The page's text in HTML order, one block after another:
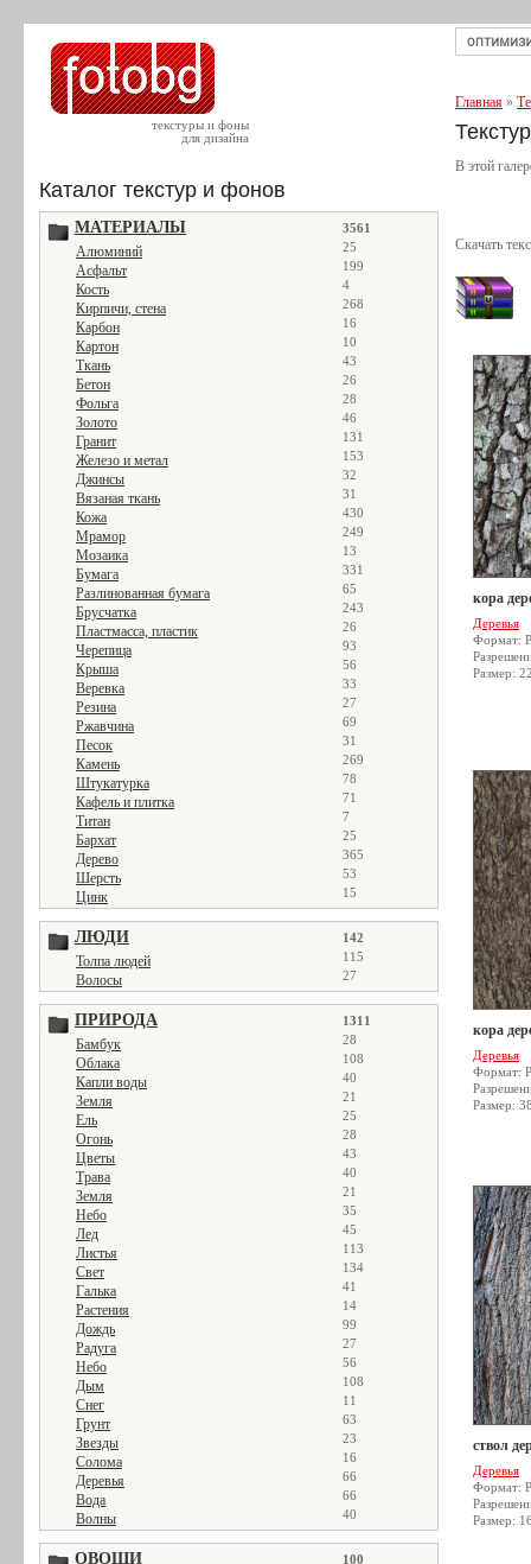
текстуры и фоны
для дизайна
Каталог текстур и фонов
МАТЕРИАЛЫ 3561
Алюминий 25
Асфальт 199
Кость 4
Кирпичи, стена 268
Карбон 16
Картон 10
Ткань 43
Бетон 26
Фольга 28
Золото 46
Гранит 131
Железо и метал 153
Джинсы 32
Вязаная ткань 31
Кожа 430
Мрамор 249
Мозаика 13
Бумага 331
Разлинованная бумага 65
Брусчатка 243
Пластмасса, пластик 26
Черепица 93
Крыша 56
Веревка 33
Резина 27
Ржавчина 69
Песок 31
Камень 269
Штукатурка 78
Кафель и плитка 71
Титан 7
Бархат 25
Дерево 365
Шерсть 53
Цинк 15
ЛЮДИ 142
Толпа людей 115
Волосы 27
ПРИРОДА 1311
Бамбук 28
Облака 108
Капли воды 40
Земля 21
Ель 25
Огонь 28
Цветы 43
Трава 40
Земля 21
Небо 35
Лед 45
Листья 113
Свет 134
Галька 41
Растения 14
Дождь 99
Радуга 27
Небо 56
Дым 108
Снег 11
Грунт 63
Звезды 23
Солома 16
Деревья 66
Вода 66
Волны 40
ОВОЩИ 100
Главная »
В этой
Скачать
кора
Деревья
Формат:
Размер:
кора
Деревья
Формат:
Размер:
ствол
Деревья
Формат:
Размер: